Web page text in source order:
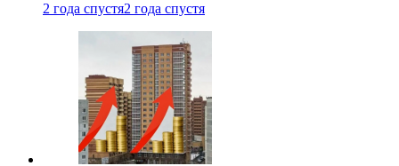
2 года спустя2 года спустя